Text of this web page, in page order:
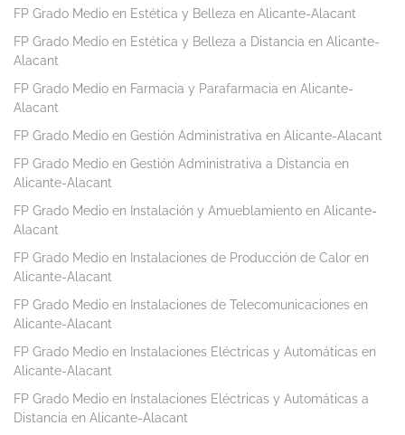
FP Grado Medio en Estética y Belleza en Alicante-Alacant
FP Grado Medio en Estética y Belleza a Distancia en Alicante-
Alacant
FP Grado Medio en Farmacia y Parafarmacia en Alicante-
Alacant
FP Grado Medio en Gestión Administrativa en Alicante-Alacant
FP Grado Medio en Gestión Administrativa a Distancia en
Alicante-Alacant
FP Grado Medio en Instalación y Amueblamiento en Alicante-
Alacant
FP Grado Medio en Instalaciones de Producción de Calor en
Alicante-Alacant
FP Grado Medio en Instalaciones de Telecomunicaciones en
Alicante-Alacant
FP Grado Medio en Instalaciones Eléctricas y Automáticas en
Alicante-Alacant
FP Grado Medio en Instalaciones Eléctricas y Automáticas a
Distancia en Alicante-Alacant